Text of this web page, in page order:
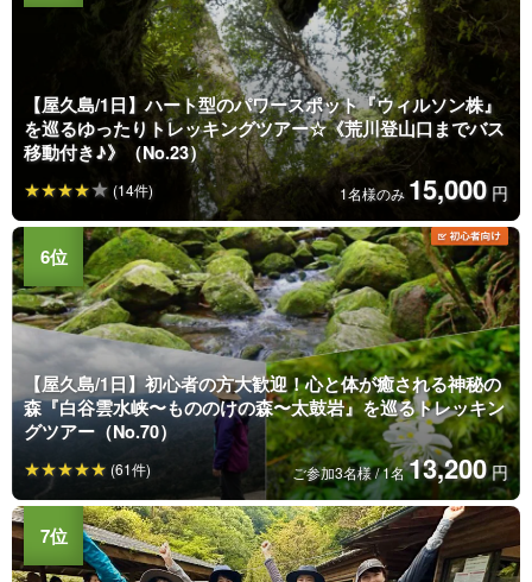
【屋久島/1日】ハート型のパワースポット『ウィルソン株』
を巡るゆったりトレッキングツアー☆《荒川登山口までバス
移動付き♪》（No.23）
1名様のみ15,000 円
(14件)
【屋久島/1日】初心者の方大歓迎！心と体が癒される神秘の
森『白谷雲水峡〜もののけの森〜太鼓岩』を巡るトレッキン
グツアー（No.70）
ご参加3名様 / 1名13,200 円
(61件)